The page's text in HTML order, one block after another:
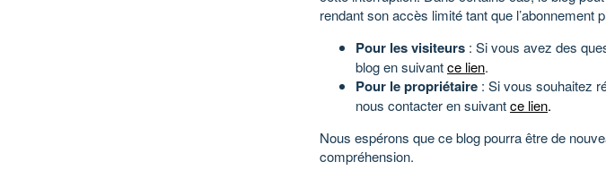
rendant son accès limité tant que l’abonnement
Pour les visiteurs : Si vous avez des
blog en suivantce lien.
Pour le propriétaire : Si vous souhaitez
nous contacter en suivantce lien.
Nous espérons que ce blog pourra être de
compréhension.